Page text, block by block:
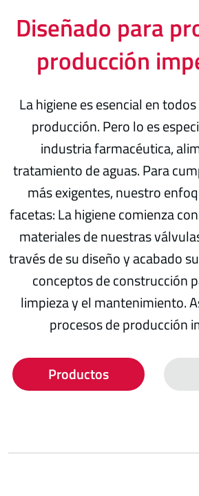
Diseñado para
producción
La higiene es esencial en
producción. Pero lo es
industria farmacéutica,
tratamiento de aguas. Para
más exigentes, nuestro
facetas: La higiene comienza
materiales de nuestras
través de su diseño y acabado
conceptos de construcción
limpieza y el mantenimiento.
procesos de producción
Productos